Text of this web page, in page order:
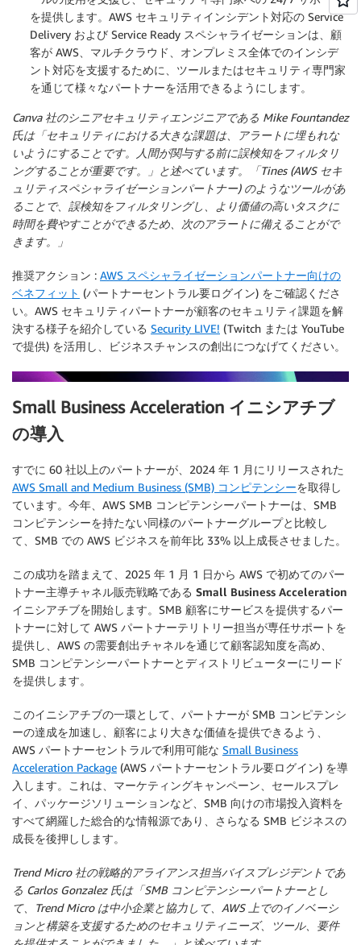
を提供します。AWS セキュリティインシデント対応の Service
Delivery および Service Ready スペシャライゼーションは、顧
客が AWS、マルチクラウド、オンプレミス全体でのインシデ
ント対応を支援するために、ツールまたはセキュリティ専門家
を通じて様々なパートナーを活用できるようにします。
Canva 社のシニアセキュリティエンジニアである Mike Fountandez
氏は「セキュリティにおける大きな課題は、アラートに埋もれな
いようにすることです。人間が関与する前に誤検知をフィルタリ
ングすることが重要です。」と述べています。「Tines (AWS セキ
ュリティスペシャライゼーションパートナー) のようなツールがあ
ることで、誤検知をフィルタリングし、より価値の高いタスクに
時間を費やすことができるため、次のアラートに備えることがで
きます。」
推奨アクション : AWS スペシャライゼーションパートナー向けの
ベネフィット (パートナーセントラル要ログイン) をご確認くださ
い。AWS セキュリティパートナーが顧客のセキュリティ課題を解
決する様子を紹介している Security LIVE! (Twitch または YouTube
で提供) を活用し、ビジネスチャンスの創出につなげてください。
Small Business Acceleration イニシアチブ
の導入
すでに 60 社以上のパートナーが、2024 年 1 月にリリースされた
AWS Small and Medium Business (SMB) コンピテンシーを取得し
ています。今年、AWS SMB コンピテンシーパートナーは、SMB
コンピテンシーを持たない同様のパートナーグループと比較し
て、SMB での AWS ビジネスを前年比 33% 以上成長させました。
この成功を踏まえて、2025 年 1 月 1 日から AWS で初めてのパー
トナー主導チャネル販売戦略である Small Business Acceleration
イニシアチブを開始します。SMB 顧客にサービスを提供するパー
トナーに対して AWS パートナーテリトリー担当が専任サポートを
提供し、AWS の需要創出チャネルを通じて顧客認知度を高め、
SMB コンピテンシーパートナーとディストリビューターにリード
を提供します。
このイニシアチブの一環として、パートナーが SMB コンピテンシ
ーの達成を加速し、顧客により大きな価値を提供できるよう、
AWS パートナーセントラルで利用可能な Small Business
Acceleration Package (AWS パートナーセントラル要ログイン) を導
入します。これは、マーケティングキャンペーン、セールスプレ
イ、パッケージソリューションなど、SMB 向けの市場投入資料を
すべて網羅した総合的な情報源であり、さらなる SMB ビジネスの
成長を後押しします。
Trend Micro 社の戦略的アライアンス担当バイスプレジデントであ
る Carlos Gonzalez 氏は「SMB コンピテンシーパートナーとし
て、Trend Micro は中小企業と協力して、AWS 上でのイノベーシ
ョンと構築を支援するためのセキュリティニーズ、ツール、要件